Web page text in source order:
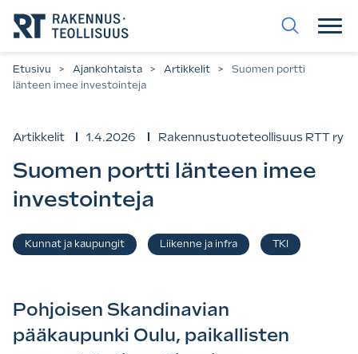
suoraan
sisältöön.
Etusivu > Ajankohtaista > Artikkelit >
Suomen portti
länteen imee investointeja
Artikkelit 1.4.2026 Rakennustuoteteollisuus RTT ry
Suomen portti länteen imee
investointeja
Asiasanat
Kunnat ja kaupungit Liikenne ja infra TKI
Pohjoisen Skandinavian
pääkaupunki Oulu, paikallisten